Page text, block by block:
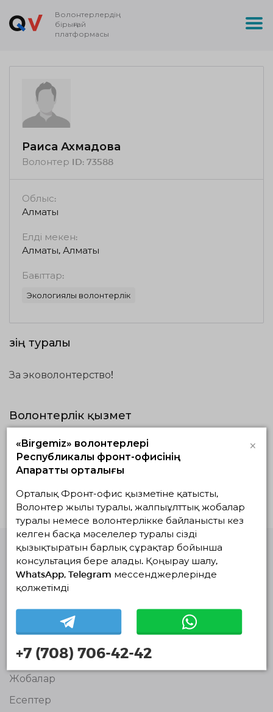
Волонтерлердің
бірыңғай
платформасы
Раиса Ахмадова
Волонтер ID: 73588
Облыс:
Алматы
Елді мекен:
Алматы, Алматы
Бағыттар:
Экологиялық волонтерлік
Өзің туралы
За эковолонтерство!
Волонтерлік қызмет
Жүзеге асып
жатқандар
Жоспардағылар Аяқталғандар
Волонтерлердің
бірыңғай
платформасы
Навигация
Байланыс
Біз туралы
Жобалар
Есептер
«Birgemiz» волонтерлері
Республикалық фронт-офисінің
Ақпараттық орталығы
×
Орталық Фронт-офис қызметіне қатысты,
Волонтер жылы туралы, жалпыұлттық жобалар
туралы немесе волонтерлікке байланысты кез
келген басқа мәселелер туралы сізді
қызықтыратын барлық сұрақтар бойынша
консультация бере алады. Қоңырау шалу,
WhatsApp, Telegram мессенджерлерінде
қолжетімді
+7 (708) 706-42-42